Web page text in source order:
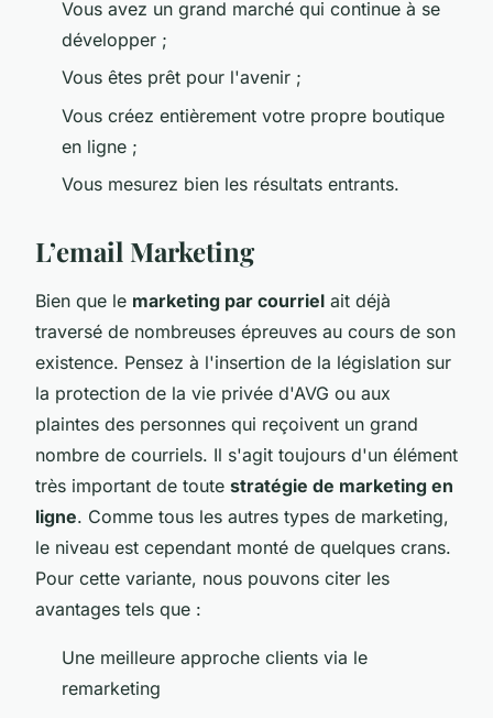
Vous avez un grand marché qui continue à se
développer ;
Vous êtes prêt pour l'avenir ;
Vous créez entièrement votre propre boutique
en ligne ;
Vous mesurez bien les résultats entrants.
L’email Marketing
Bien que le marketing par courriel ait déjà
traversé de nombreuses épreuves au cours de son
existence. Pensez à l'insertion de la législation sur
la protection de la vie privée d'AVG ou aux
plaintes des personnes qui reçoivent un grand
nombre de courriels. Il s'agit toujours d'un élément
très important de toute stratégie de marketing en
ligne. Comme tous les autres types de marketing,
le niveau est cependant monté de quelques crans.
Pour cette variante, nous pouvons citer les
avantages tels que :
Une meilleure approche clients via le
remarketing